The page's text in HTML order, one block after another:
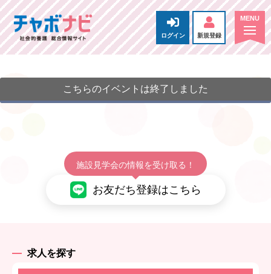
ログイン 新規登録
こちらのイベントは終了しました
施設見学会の情報を受け取る！
お友だち登録はこちら
求人を探す